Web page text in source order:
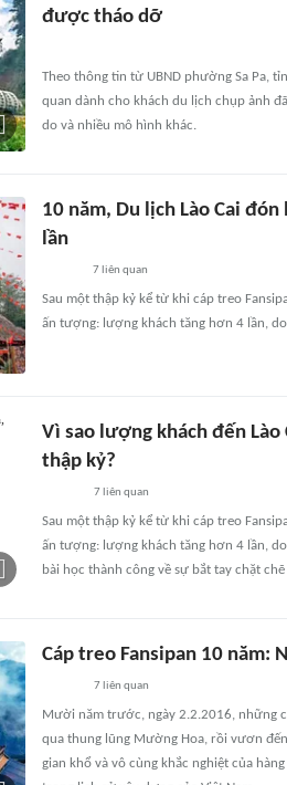
được tháo dỡ
Theo thông tin từ UBND phường Sa Pa,
quan dành cho khách du lịch chụp ảnh
do và nhiều mô hình khác.
10 năm, Du lịch Lào Cai
lần
7liên quan
Sau một thập kỷ kể từ khi cáp treo
ấn tượng: lượng khách tăng hơn 4 lần,
Vì sao lượng khách đến Lào
thập kỷ?
7liên quan
Sau một thập kỷ kể từ khi cáp treo
ấn tượng: lượng khách tăng hơn 4 lần,
bài học thành công về sự bắt tay chặt
Cáp treo Fansipan 10 năm:
7liên quan
Mười năm trước, ngày 2.2.2016, những
qua thung lũng Mường Hoa, rồi vươn
gian khổ và vô cùng khắc nghiệt của